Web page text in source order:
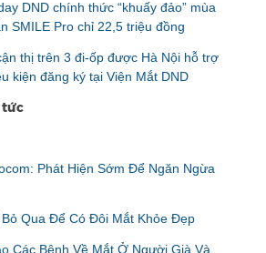
DND chính thức “khuấy đảo” mùa
SMILE Pro chỉ 22,5 triệu đồng
thị trên 3 đi-ốp được Hà Nội hỗ trợ
kiện đăng ký tại Viện Mắt DND
tức
Phát Hiện Sớm Để Ngăn Ngừa
Qua Để Có Đôi Mắt Khỏe Đẹp
Các Bệnh Về Mắt Ở Người Già Và